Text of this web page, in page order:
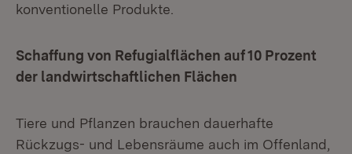
konventionelle Produkte.
Schaffung von Refugialflächen auf 10 Prozent
der landwirtschaftlichen Flächen
Tiere und Pflanzen brauchen dauerhafte
Rückzugs- und Lebensräume auch im Offenland,